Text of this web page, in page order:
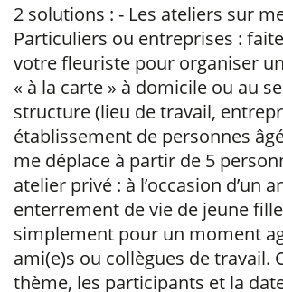
2 solutions : - Les ateliers sur
Particuliers ou entreprises :
votre fleuriste pour organiser
« à la carte » à domicile ou au
structure (lieu de travail,
établissement de personnes
me déplace à partir de 5
atelier privé : à l’occasion d’un
enterrement de vie de jeune
simplement pour un moment
ami(e)s ou collègues de travail.
thème, les participants et la